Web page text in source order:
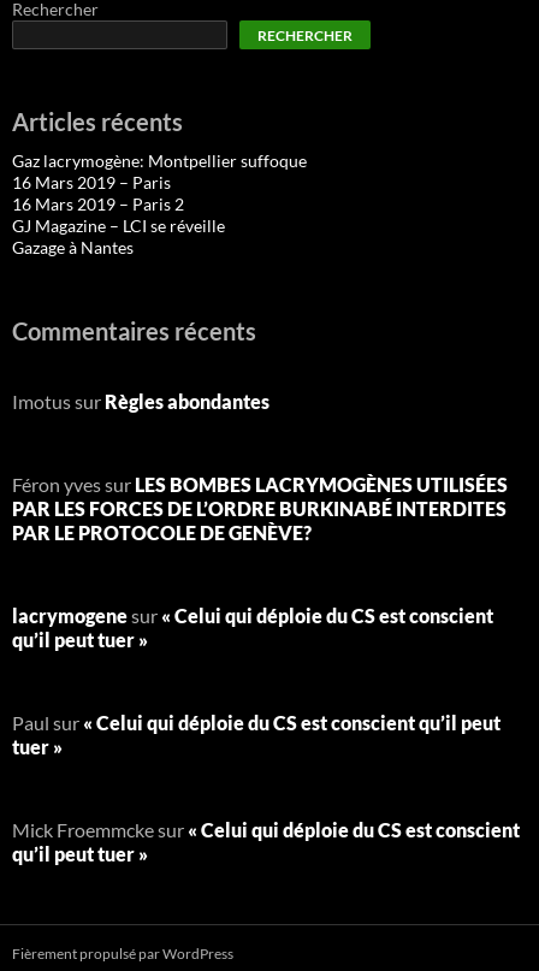
Rechercher
RECHERCHER
Articles récents
Gaz lacrymogène: Montpellier suffoque
16 Mars 2019 – Paris
16 Mars 2019 – Paris 2
GJ Magazine – LCI se réveille
Gazage à Nantes
Commentaires récents
Imotussur Règles abondantes
Féron yvessur LES BOMBES LACRYMOGÈNES UTILISÉES
PAR LES FORCES DE L’ORDRE BURKINABÉ INTERDITES
PAR LE PROTOCOLE DE GENÈVE?
lacrymogenesur « Celui qui déploie du CS est conscient
qu’il peut tuer »
Paul sur « Celui qui déploie du CS est conscient qu’il peut
tuer »
Mick Froemmckesur « Celui qui déploie du CS est conscient
qu’il peut tuer »
Fièrement propulsé par WordPress